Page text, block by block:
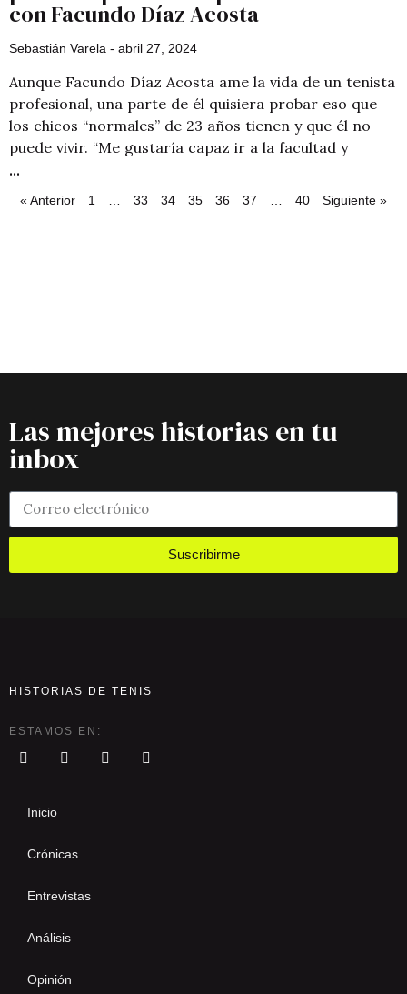
con Facundo Díaz Acosta
Sebastián Varela abril 27, 2024
Aunque Facundo Díaz Acosta ame la vida de un tenista
profesional, una parte de él quisiera probar eso que
los chicos “normales” de 23 años tienen y que él no
puede vivir. “Me gustaría capaz ir a la facultad y
« Anterior 1 33 34 35 36 37 40 Siguiente »
Las mejores historias en tu
inbox
Suscribirme
HISTORIAS DE TENIS
ESTAMOS EN:
Inicio
Crónicas
Entrevistas
Análisis
Opinión